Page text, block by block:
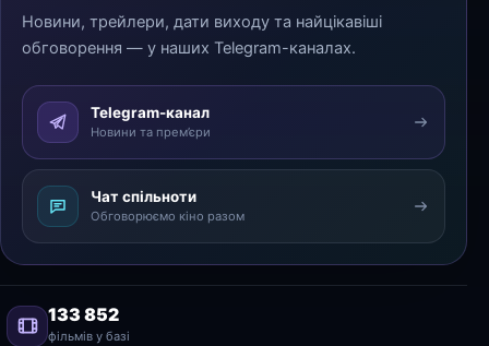
Новини, трейлери, дати виходу та найцікавіші
обговорення — у наших Telegram-каналах.
Telegram-канал
Новини та прем’єри
Чат спільноти
Обговорюємо кіно разом
133 852
фільмів у базі